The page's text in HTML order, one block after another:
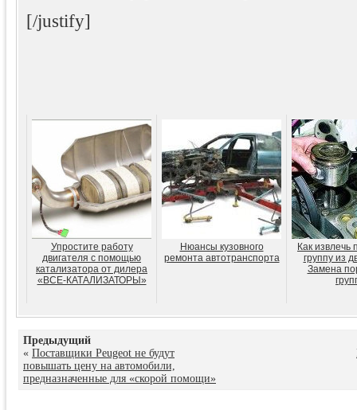
[/justify]
Упростите работу
двигателя с помощью
катализатора от дилера
«ВСЕ-КАТАЛИЗАТОРЫ»
Нюансы кузовного
ремонта автотранспорта
Как
группу из
Замена
Предыдущий
« Поставщики Peugeot не будут
повышать цену на автомобили,
предназначенные для «скорой помощи»